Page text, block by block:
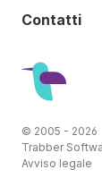
Contatti
© 2005 - 2026
Trabber
Avviso legale